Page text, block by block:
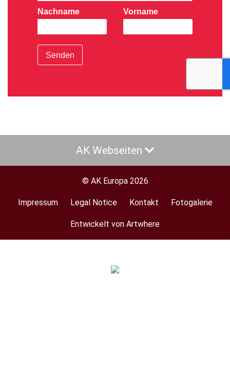
Nachname Vorname
Senden
AK Webseiten
© AK Europa 2026
Footer
Impressum Legal Notice Kontakt Fotogalerie
Entwickelt von Artwhere